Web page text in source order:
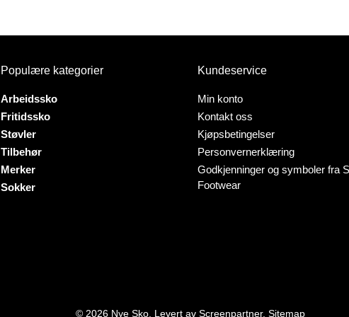
produktet
flere
varianter.
Alternativene
kan
på
produktsiden
har
varianter.
kan
velges
på
Populære kategorier
Arbeidssko
Fritidssko
Støvler
Tilbehør
Merker
Sokker
Kundeservice
Min konto
Kontakt oss
Kjøpsbetingelser
Personvernerklæring
Godkjenninger og symboler fra
Footwear
© 2026 Nye Sko. Levert av Screenpartner. Sitemap